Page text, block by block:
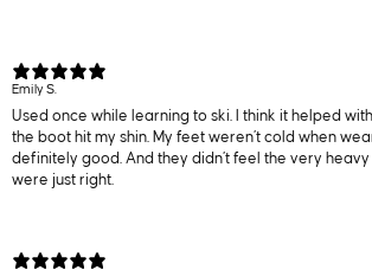
Emily S.
Used once while learning to ski. I think it helped
the boot hit my shin. My feet weren’t cold when
definitely good. And they didn’t feel the very
were just right.